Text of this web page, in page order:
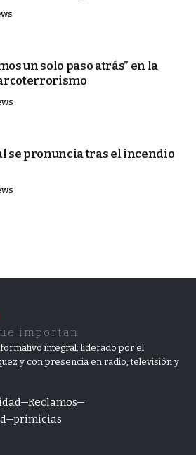
un solo paso atrás” en la
se pronuncia tras el incendio
importan
integral, liderado por el
y con presencia en radio, televisión y
Reclamos
primicias